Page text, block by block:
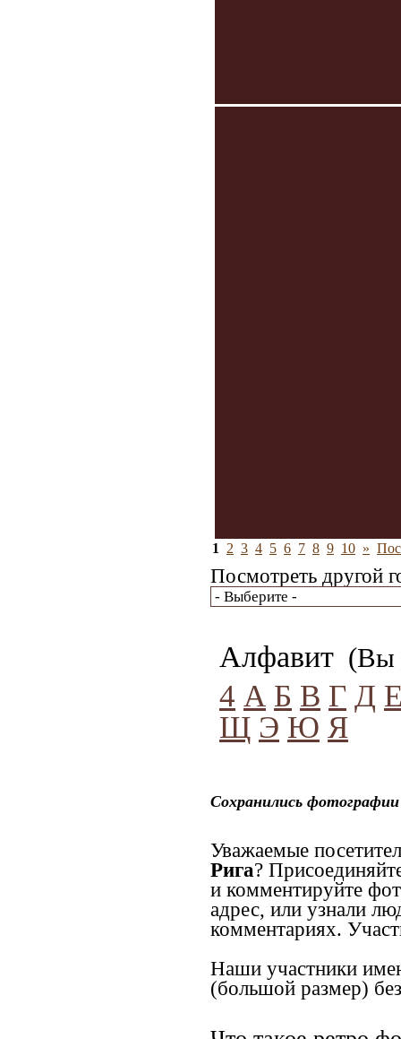
1 2 3 4 5 6 7 8 9 10 »
Посмотреть другой
Алфавит (Вы
4 А Б В Г Д
Щ Э Ю Я
Сохранились
Уважаемые
Рига?
и комментируйте
адрес, или узнали
комментариях.
Наши участники
(большой размер)